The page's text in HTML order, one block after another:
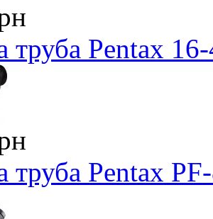
труба Pentax
труба Pentax